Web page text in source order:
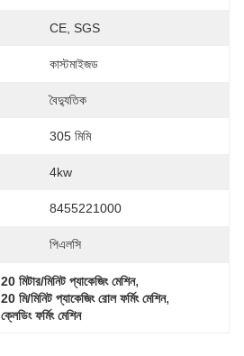
CE, SGS
কাস্টমাইজড
বৈদ্যুতিক
305 মিমি
4kw
8455221000
পিএলসি
20 মিটার/মিনিট প্যাকেজিং মেশিন,
20 মি/মিনিট প্যাকেজিং রোল ফর্মিং মেশিন,
ক্লেডিং ফর্মিং মেশিন